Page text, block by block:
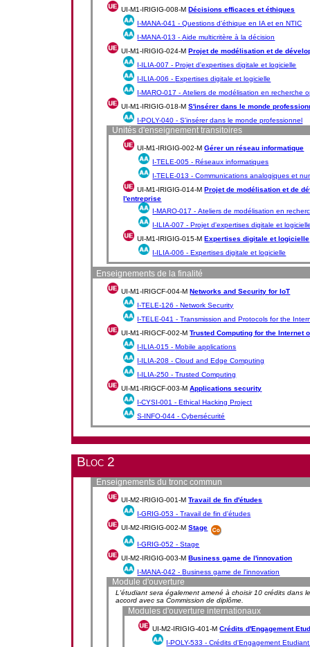
UI-M1-IRIGIG-008-MDécisions efficaces et éthiques
I-MANA-041 -Questions d'éthique en IA et en NTIC
I-MANA-013 -Aide multicritère à la décision
UI-M1-IRIGIG-024-MProjet de modélisation et de
I-ILIA-007 -Projet d'expertises digitale et logicielle
I-ILIA-006 -Expertises digitale et logicielle
I-MARO-017 -Ateliers de modélisation en recherche
UI-M1-IRIGIG-018-MS'insérer dans le monde
I-POLY-040 -S'insérer dans le monde professionnel
Unités d'enseignement transitoires
UI-M1-IRIGIG-002-MGérer un réseau informatique
I-TELE-005 -Réseaux informatiques
I-TELE-013 -Communications analogiques et
UI-M1-IRIGIG-014-MProjet de modélisation et de
l'entreprise
I-MARO-017 -Ateliers de modélisation en
I-ILIA-007 -Projet d'expertises digitale et
UI-M1-IRIGIG-015-MExpertises digitale et logicielle
I-ILIA-006 -Expertises digitale et logicielle
Enseignements de la finalité
UI-M1-IRIGCF-004-MNetworks and Security for IoT
I-TELE-126 -Network Security
I-TELE-041 -Transmission and Protocols for the
UI-M1-IRIGCF-002-MTrusted Computing for the Internet
I-ILIA-015 -Mobile applications
I-ILIA-208 -Cloud and Edge Computing
I-ILIA-250 -Trusted Computing
UI-M1-IRIGCF-003-MApplications security
I-CYSI-001 -Ethical Hacking Project
S-INFO-044 -Cybersécurité
Bloc 2
Enseignements du tronc commun
UI-M2-IRIGIG-001-MTravail de fin d'études
I-GRIG-053 -Travail de fin d'études
UI-M2-IRIGIG-002-MStage
I-GRIG-052 -Stage
UI-M2-IRIGIG-003-MBusiness game de l'innovation
I-MANA-042 -Business game de l'innovation
Module d'ouverture
L'étudiant sera également amené à choisir 10 crédits dans
accord avec sa Commission de diplôme.
Modules d'ouverture internationaux
UI-M2-IRIGIG-401-MCrédits d'Engagement
I-POLY-533 -Crédits d'Engagement